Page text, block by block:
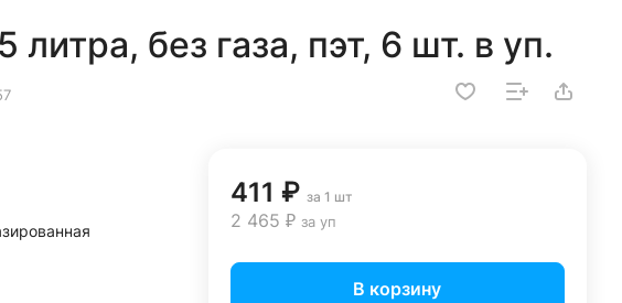
литра, без газа, пэт, 6 шт. в уп.
411 ₽ за 1 шт
2 465 ₽ за уп
В корзину